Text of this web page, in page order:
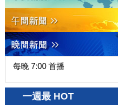
每晚 7:00 首播
一週最 HOT